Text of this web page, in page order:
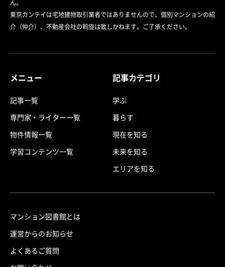
ん。
東京カンテイは宅地建物取引業者ではありませんので、個別マンションの紹
介（仲介）、不動産会社の斡旋は致しかねます。ご了承ください。
メニュー
記事一覧
専門家・ライター一覧
物件情報一覧
学習コンテンツ一覧
記事カテゴリ
学ぶ
暮らす
現在を知る
未来を知る
エリアを知る
マンション図書館とは
運営からのお知らせ
よくあるご質問